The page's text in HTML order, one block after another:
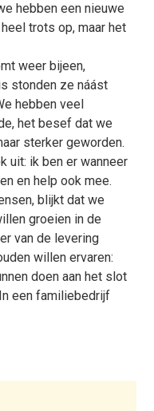
hebben een nieuwe
trots op, maar het
weer bijeen,
stonden ze náást
hebben veel
het besef dat we
sterker geworden.
uit: ik ben er wanneer
en help ook mee.
blijkt dat we
groeien in de
van de levering
willen ervaren:
doen aan het slot
een familiebedrijf